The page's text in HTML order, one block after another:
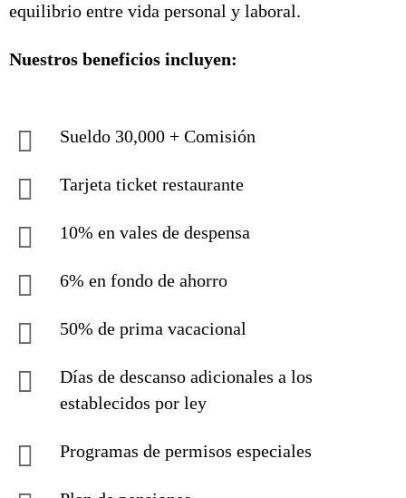
equilibrio entre vida personal y laboral.
Nuestros beneficios incluyen:
Sueldo 30,000 + Comisión
Tarjeta ticket restaurante
10% en vales de despensa
6% en fondo de ahorro
50% de prima vacacional
Días de descanso adicionales a los
establecidos por ley
Programas de permisos especiales